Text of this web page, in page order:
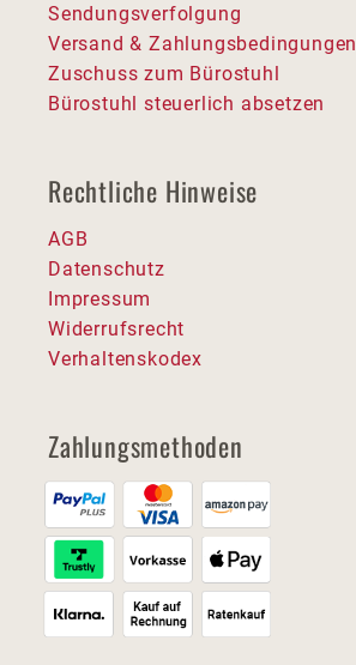
Sendungsverfolgung
Versand & Zahlungsbedingungen
Zuschuss zum Bürostuhl
Bürostuhl steuerlich absetzen
Rechtliche Hinweise
AGB
Datenschutz
Impressum
Widerrufsrecht
Verhaltenskodex
Zahlungsmethoden